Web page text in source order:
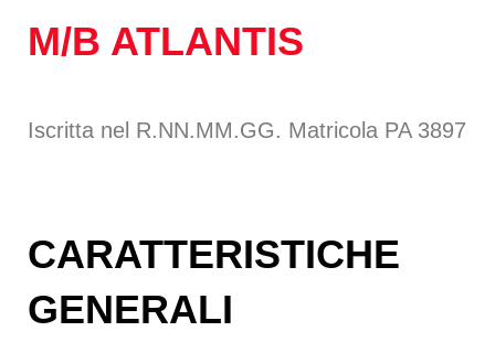
M/B ATLANTIS
Iscritta nel R.NN.MM.GG. Matricola PA 3897
CARATTERISTICHE
GENERALI